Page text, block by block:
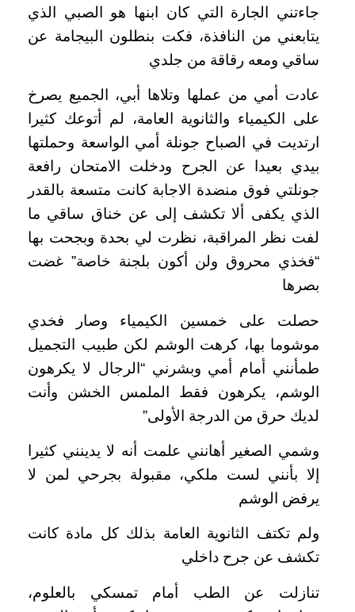
جاءتني الجارة التي كان ابنها هو الصبي الذي
يتابعني من النافذة، فكت بنطلون البيجامة عن
ساقي ومعه رقاقة من جلدي
عادت أمي من عملها وتلاها أبي، الجميع يصرخ
على الكيمياء والثانوية العامة، لم أتوعك كثيرا
ارتديت في الصباح جونلة أمي الواسعة وحملتها
بيدي بعيدا عن الجرح ودخلت الامتحان رافعة
جونلتي فوق منضدة الاجابة كانت متسعة بالقدر
الذي يكفى ألا تكشف إلى عن خناق ساقي ما
لفت نظر المراقبة، نظرت لي بحدة وبجحت بها
“فخذي محروق ولن أكون بلجنة خاصة” غضت
بصرها
حصلت على خمسين الكيمياء وصار فخدي
موشوما بها، كرهت الوشم لكن طبيب التجميل
طمأنني أمام أمي وبشرني “الرجال لا يكرهون
الوشم، يكرهون فقط الملمس الخشن وأنت
لديك حرق من الدرجة الأولى”
وشمي الصغير أهانني علمت أنه لا يدينني كثيرا
إلا بأنني لست ملكي، مقبولة بجرحي لمن لا
يرفض الوشم
ولم تكتف الثانوية العامة بذلك كل مادة كانت
تكشف عن جرح داخلي
تنازلت عن الطب أمام تمسكي بالعلوم،